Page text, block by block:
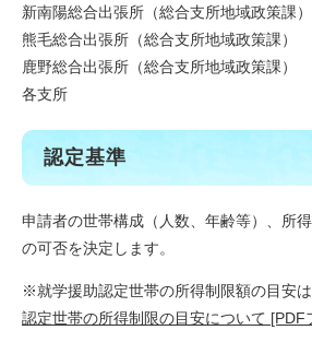
新南陽総合出張所（総合支所地域政策課）
熊毛総合出張所（総合支所地域政策課）
鹿野総合出張所（総合支所地域政策課）
各支所
認定基準
申請者の世帯構成（人数、年齢等）、所
の可否を決定します。
※就学援助認定世帯の所得制限額の目安
認定世帯の所得制限の目安について [PDF